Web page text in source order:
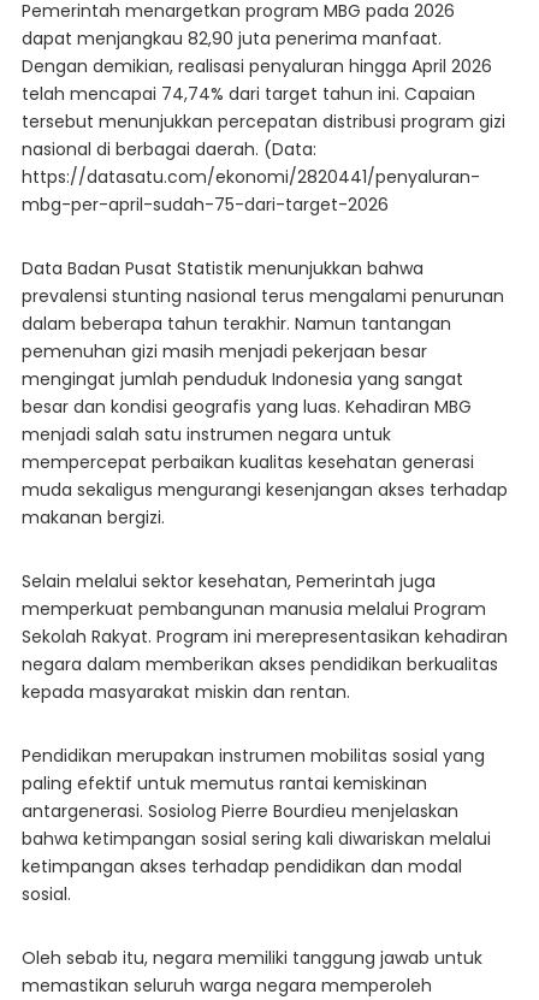
Pemerintah menargetkan program MBG pada 2026
dapat menjangkau 82,90 juta penerima manfaat.
Dengan demikian, realisasi penyaluran hingga April 2026
telah mencapai 74,74% dari target tahun ini. Capaian
tersebut menunjukkan percepatan distribusi program gizi
nasional di berbagai daerah. (Data:
https://datasatu.com/ekonomi/2820441/penyaluran-
mbg-per-april-sudah-75-dari-target-2026
Data Badan Pusat Statistik menunjukkan bahwa
prevalensi stunting nasional terus mengalami penurunan
dalam beberapa tahun terakhir. Namun tantangan
pemenuhan gizi masih menjadi pekerjaan besar
mengingat jumlah penduduk Indonesia yang sangat
besar dan kondisi geografis yang luas. Kehadiran MBG
menjadi salah satu instrumen negara untuk
mempercepat perbaikan kualitas kesehatan generasi
muda sekaligus mengurangi kesenjangan akses terhadap
makanan bergizi.
Selain melalui sektor kesehatan, Pemerintah juga
memperkuat pembangunan manusia melalui Program
Sekolah Rakyat. Program ini merepresentasikan kehadiran
negara dalam memberikan akses pendidikan berkualitas
kepada masyarakat miskin dan rentan.
Pendidikan merupakan instrumen mobilitas sosial yang
paling efektif untuk memutus rantai kemiskinan
antargenerasi. Sosiolog Pierre Bourdieu menjelaskan
bahwa ketimpangan sosial sering kali diwariskan melalui
ketimpangan akses terhadap pendidikan dan modal
sosial.
Oleh sebab itu, negara memiliki tanggung jawab untuk
memastikan seluruh warga negara memperoleh